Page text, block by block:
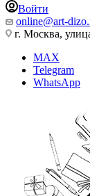
Войти
online@art-
г. Москва,
MAX
Telegram
WhatsApp